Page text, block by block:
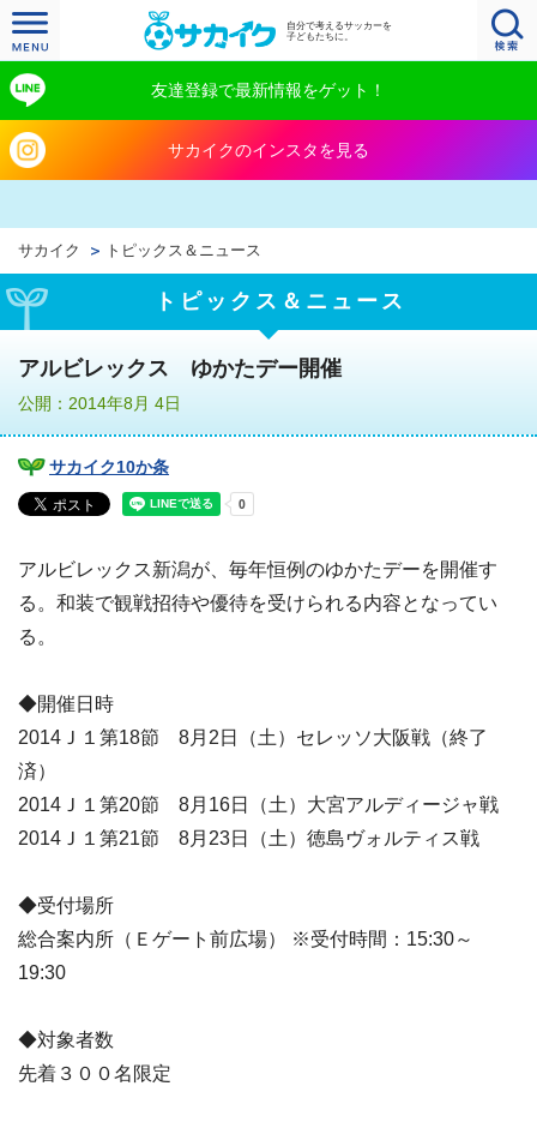
自分で考えるサッカーを
子どもたちに。
友達登録で最新情報をゲット！
サカイクのインスタを見る
サカイク トピックス＆ニュース
トピックス＆ニュース
アルビレックス ゆかたデー開催
公開：2014年8月 4日
サカイク10か条
アルビレックス新潟が、毎年恒例のゆかたデーを開催す
る。和装で観戦招待や優待を受けられる内容となってい
る。
◆開催日時
2014Ｊ１第18節 8月2日（土）セレッソ大阪戦（終了
済）
2014Ｊ１第20節 8月16日（土）大宮アルディージャ戦
2014Ｊ１第21節 8月23日（土）徳島ヴォルティス戦
◆受付場所
総合案内所（Ｅゲート前広場） ※受付時間：15:30～
19:30
◆対象者数
先着３００名限定